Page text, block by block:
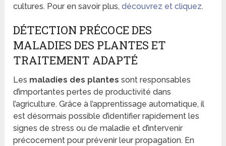
cultures. Pour en savoir plus,découvrez et cliquez.
DÉTECTION PRÉCOCE DES
MALADIES DES PLANTES ET
TRAITEMENT ADAPTÉ
Les maladies des plantes sont responsables
d’importantes pertes de productivité dans
l’agriculture. Grâce à l’apprentissage automatique, il
est désormais possible d’identifier rapidement les
signes de stress ou de maladie et d’intervenir
précocement pour prévenir leur propagation. En